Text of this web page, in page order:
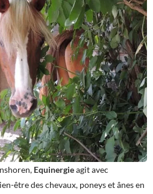
Equinergieagit avec
être des chevaux, poneys et ânes en